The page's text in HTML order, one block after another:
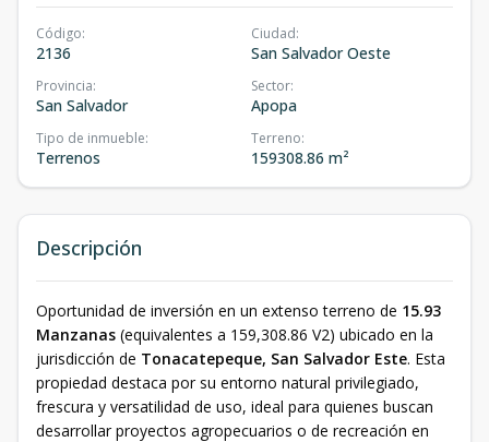
Código:
2136
Ciudad:
San Salvador Oeste
Provincia:
San Salvador
Sector:
Apopa
Tipo de inmueble:
Terrenos
Terreno:
159308.86 m²
Descripción
Oportunidad de inversión en un extenso terreno de 15.93
Manzanas (equivalentes a 159,308.86 V2) ubicado en la
jurisdicción de Tonacatepeque, San Salvador Este. Esta
propiedad destaca por su entorno natural privilegiado,
frescura y versatilidad de uso, ideal para quienes buscan
desarrollar proyectos agropecuarios o de recreación en